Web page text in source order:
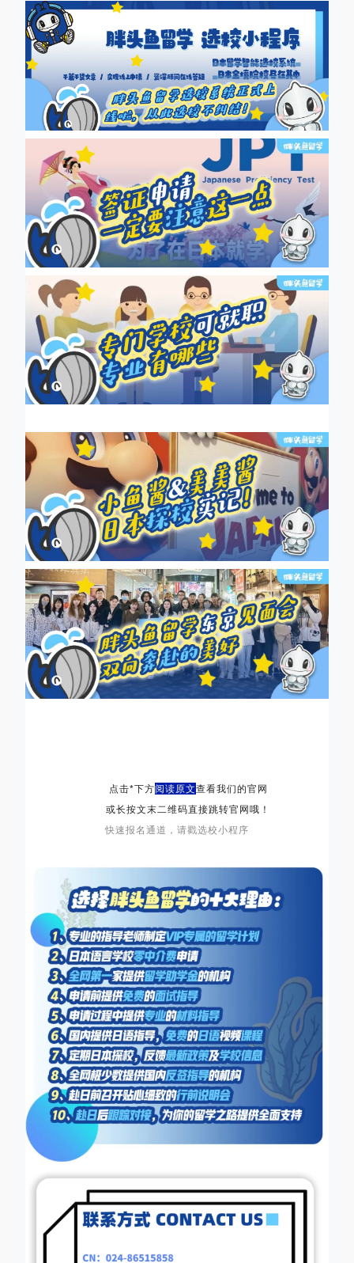
点击*下方阅读原文查看我们的官网
或长按文末二维码直接跳转官网哦！
快速报名通道，请戳选校小程序